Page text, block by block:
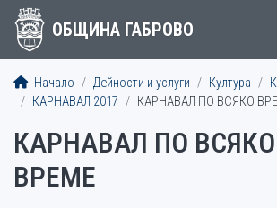
ОБЩИНА ГАБРОВО
Начало Дейности и услуги Култура
КАРНАВАЛ 2017
КАРНАВАЛ ПО ВСЯКО
КАРНАВАЛ ПО ВСЯКО
ВРЕМЕ